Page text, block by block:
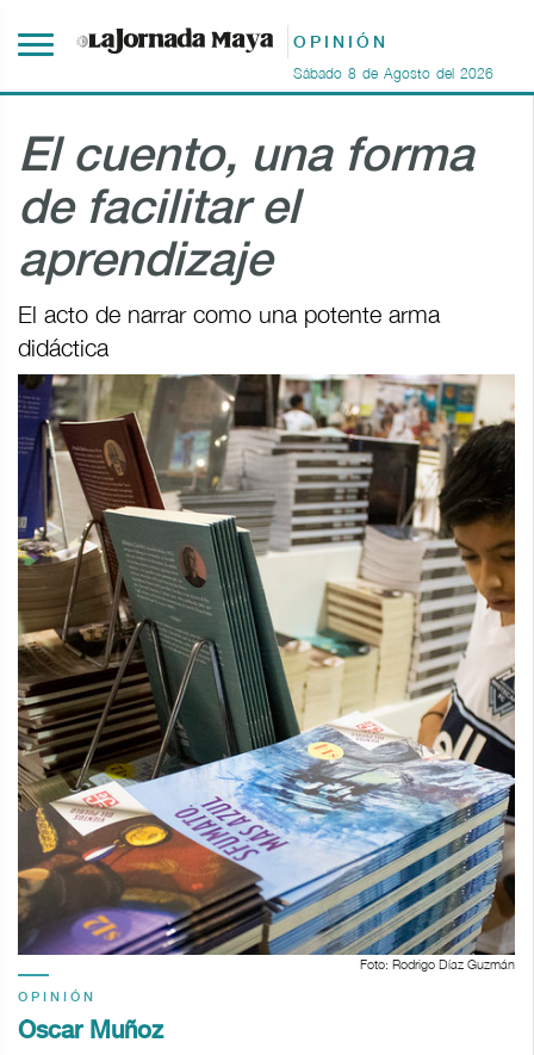
OPINIÓN
Sábado 8 de Agosto del 2026
El cuento, una forma
de facilitar el
aprendizaje
El acto de narrar como una potente arma
didáctica
Foto: Rodrigo Díaz Guzmán
OPINIÓN
Óscar Muñoz